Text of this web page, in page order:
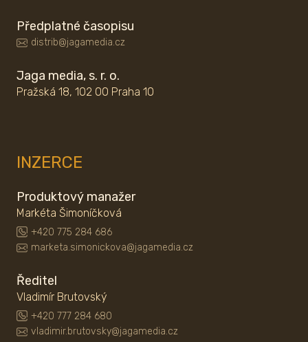
Předplatné časopisu
distrib@jagamedia.cz
Jaga media, s. r. o.
Pražská 18, 102 00 Praha 10
INZERCE
Produktový manažer
Markéta Šimoníčková
+420 775 284 686
marketa.simonickova@jagamedia.cz
Ředitel
Vladimír Brutovský
+420 777 284 680
vladimir.brutovsky@jagamedia.cz